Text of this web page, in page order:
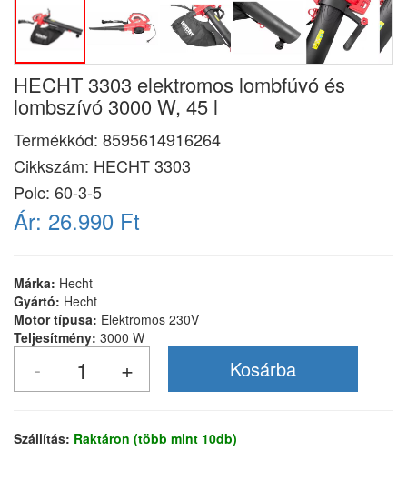
HECHT 3303 elektromos lombfúvó és
lombszívó 3000 W, 45 l
Termékkód: 8595614916264
Cikkszám: HECHT 3303
Polc: 60-3-5
Ár: 26.990 Ft
Márka: Hecht
Gyártó: Hecht
Motor típusa: Elektromos 230V
Teljesítmény: 3000 W
Szállítás: Raktáron (több mint 10db)